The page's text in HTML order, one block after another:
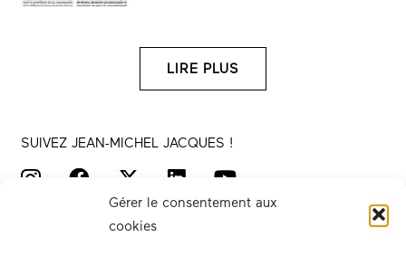
Gérer le consentement aux
cookies
LIRE PLUS
SUIVEZ JEAN-MICHEL JACQUES !